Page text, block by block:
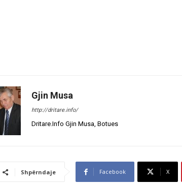
Gjin Musa
http://dritare.info/
Dritare.Info Gjin Musa, Botues
Shpërndaje Facebook X